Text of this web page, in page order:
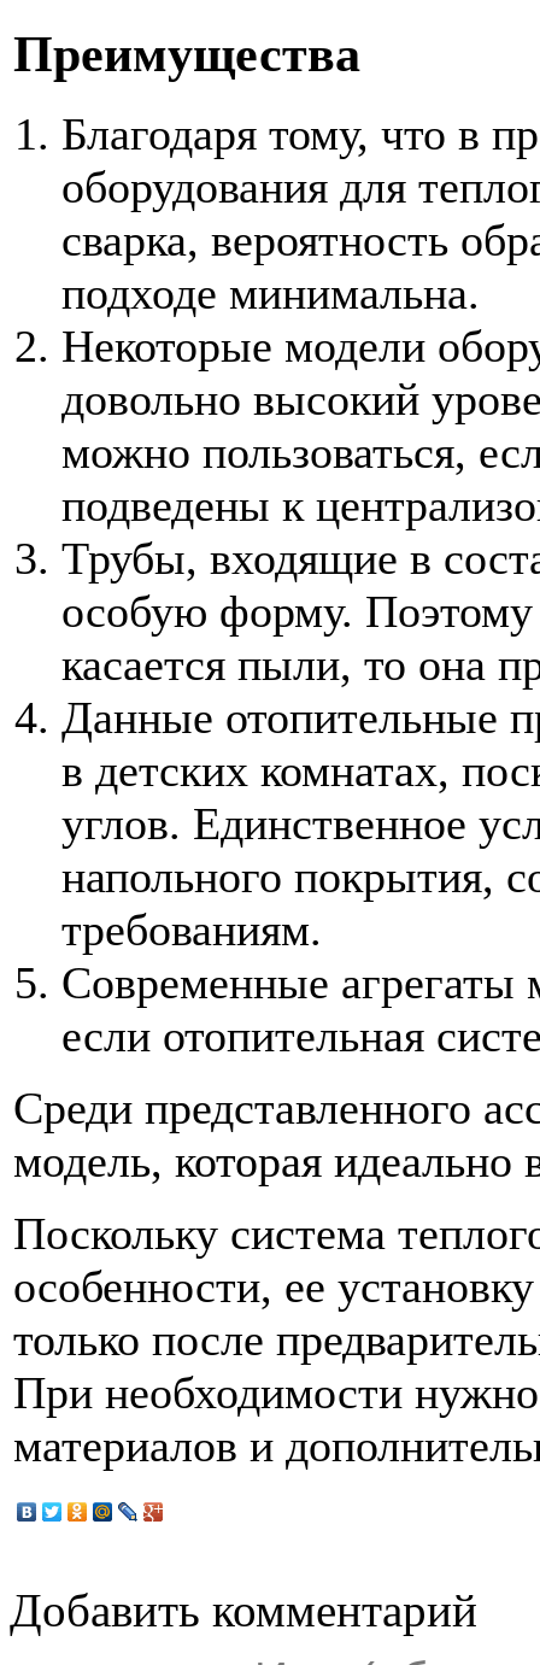
Преимущества
Благодаря тому, что в
оборудования для
сварка, вероятность
подходе минимальна.
Некоторые модели
довольно высокий
можно пользоваться,
подведены к
Трубы, входящие в
особую форму.
касается пыли, то она
Данные отопительные
в детских комнатах,
углов. Единственное
напольного покрытия,
требованиям.
Современные агрегаты
если отопительная
Среди представленного
модель, которая идеально
Поскольку система
особенности, ее
только после
При необходимости
материалов и
Добавить комментарий